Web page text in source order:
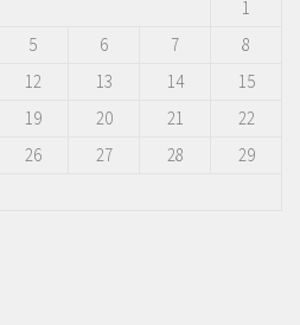
1
5 6 7
8
12 13 14
15
19 20 21
22
26 27 28
29